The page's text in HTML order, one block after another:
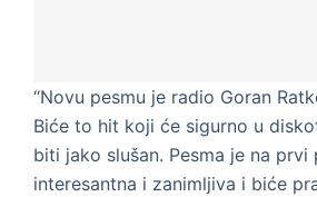
“Novu pesmu je radio Goran
Biće to hit koji će sigurno u
biti jako slušan. Pesma je na prvi
interesantna i zanimljiva i biće